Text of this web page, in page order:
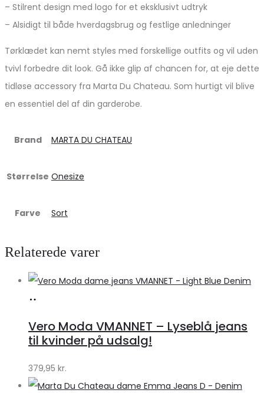
– Stilrent design med logo for et eksklusivt udtryk
– Alsidigt til både hverdagsbrug og festlige anledninger
Tørklædet kan nemt styles med forskellige outfits og vil uden
tvivl forbedre dit look. Gå ikke glip af chancen for, at eje dette
tidløse accessory fra Marta Du Chateau. Som hurtigt vil blive
en essentiel del af din garderobe.
Brand MARTA DU CHATEAU
Størrelse Onesize
Farve Sort
Relaterede varer
Klædeskabet.dk
Vero Moda VMANNET – Lyseblå jeans
til kvinder på udsalg!
379,95 kr.